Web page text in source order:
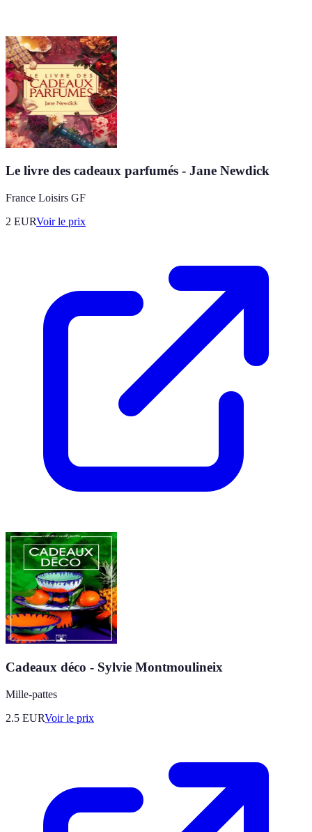
Le livre des cadeaux parfumés - Jane Newdick
France Loisirs GF
2 EURVoir le prix
Cadeaux déco - Sylvie Montmoulineix
Mille-pattes
2.5 EURVoir le prix